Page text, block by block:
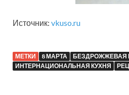
Источник: vkuso.ru
МЕТКИ 8 МАРТА БЕЗДРОЖЖЕВАЯ
ИНТЕРНАЦИОНАЛЬНАЯ КУХНЯ